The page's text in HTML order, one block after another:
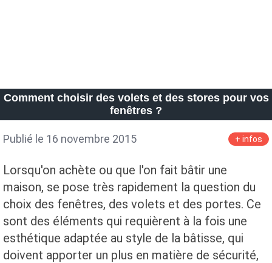
Comment choisir des volets et des stores pour vos
fenêtres ?
Publié le 16 novembre 2015 + infos
Lorsqu'on achète ou que l'on fait bâtir une
maison, se pose très rapidement la question du
choix des fenêtres, des volets et des portes. Ce
sont des éléments qui requièrent à la fois une
esthétique adaptée au style de la bâtisse, qui
doivent apporter un plus en matière de sécurité,